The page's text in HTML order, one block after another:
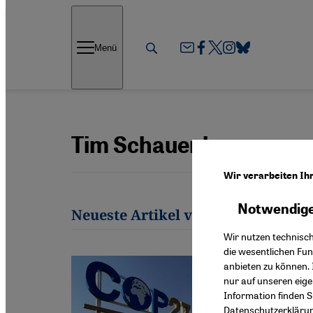
Menü
Tim Schauenberg
Neueste Artikel von Tim
Wir verarbeiten
Wir nutzen
die wesentlichen
anbieten zu
nur auf unseren
Information finden